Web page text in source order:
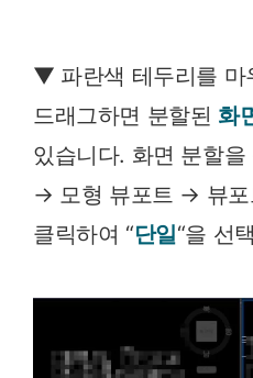
▼ 파란색 테두리를 마
드래그하면 분할된 화
있습니다. 화면 분할
→ 모형 뷰포트 → 뷰포
클릭하여 “단일“을 선